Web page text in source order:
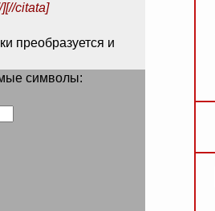
citata]
преобразуется и
символы: